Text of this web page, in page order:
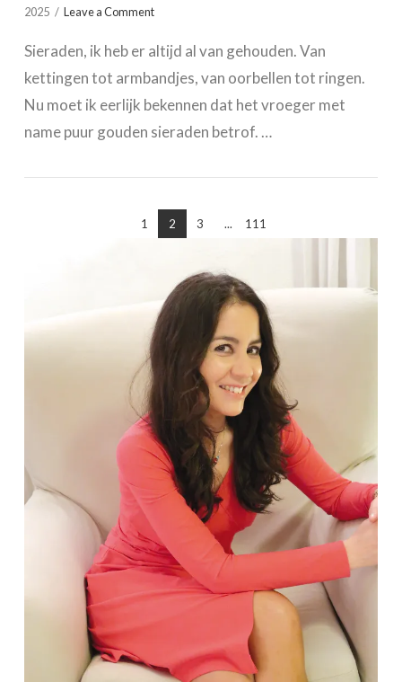
VIEW POST
2025 Leave a Comment
Sieraden, ik heb er altijd al van gehouden. Van
kettingen tot armbandjes, van oorbellen tot ringen.
Nu moet ik eerlijk bekennen dat het vroeger met
name puur gouden sieraden betrof. …
1 2 3 ... 111